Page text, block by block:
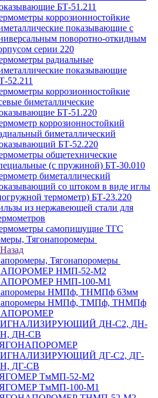
БТ-51.211
коррозионностойкие
показывающие с
поворотно-откидным
серии 220
радиальные
показывающие
52.211
коррозионностойкие
биметаллические
БТ-51.220
коррозионностойкий
биметаллический
БТ-52.220
общетехнические
(с пружиной) БТ-30.010
биметаллический
со штоком в виде иглы
термометр) БТ-23.220
из нержавеющей стали для
самопишущие ТГС
Тягонапоромеры
Назад
Тягонапоромеры
НМП-52-М2
НМП-100-М1
НМПф, ТНМПф 63мм
НМПф, ТМПф, ТНМПф
ДН-С2, ДН-
ДН-СВ
ДГ-С2, ДГ-
ДГ-СВ
ТмМП-52-М2
ТмМП-100-М1